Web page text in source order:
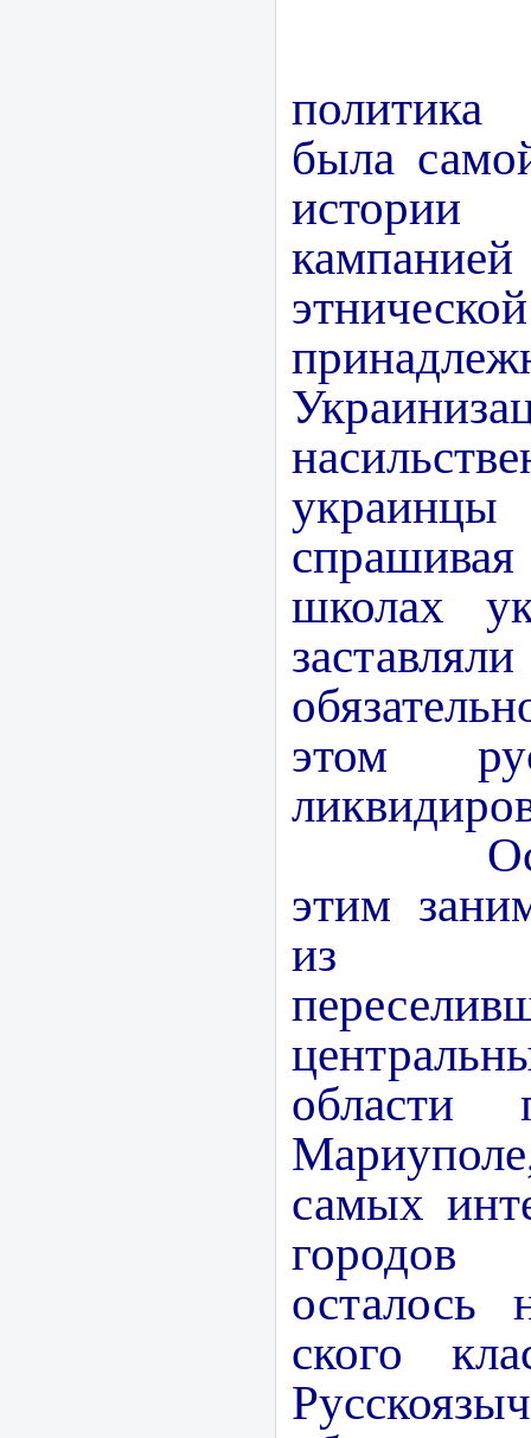
была
истории
этнической
украинцы
школах
этом
этим
из
самых
городов
ского